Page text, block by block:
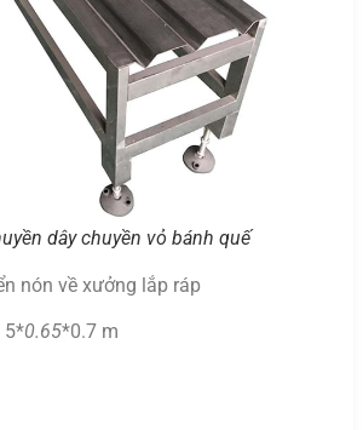
dây chuyền vỏ bánh quế
nón về xưởng lắp ráp
5*0.65*0.7 m